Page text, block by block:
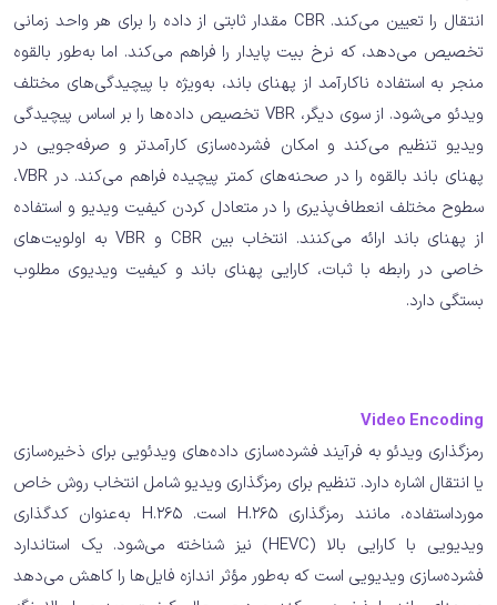
انتقال را تعیین می‌کند. CBR مقدار ثابتی از داده را برای هر واحد زمانی
تخصیص می‌دهد، که نرخ بیت پایدار را فراهم می‌کند. اما به‌طور بالقوه
منجر به استفاده ناکارآمد از پهنای باند، به‌ویژه با پیچیدگی‌های مختلف
ویدئو می‌شود. از سوی دیگر، VBR تخصیص داده‌ها را بر اساس پیچیدگی
ویدیو تنظیم می‌کند و امکان فشرده‌سازی کارآمدتر و صرفه‌جویی در
پهنای باند بالقوه را در صحنه‌های کمتر پیچیده فراهم می‌کند. در VBR،
سطوح مختلف انعطاف‌پذیری را در متعادل کردن کیفیت ویدیو و استفاده
از پهنای باند ارائه می‌کنند. انتخاب بین CBR و VBR به اولویت‌های
خاصی در رابطه با ثبات، کارایی پهنای باند و کیفیت ویدیوی مطلوب
بستگی دارد.
Video Encoding
رمزگذاری ویدئو به فرآیند فشرده‌سازی داده‌های ویدئویی برای ذخیره‌سازی
یا انتقال اشاره دارد. تنظیم برای رمزگذاری ویدیو شامل انتخاب روش خاص
مورداستفاده، مانند رمزگذاری H.265 است. H.265 به‌عنوان کدگذاری
ویدیویی با کارایی بالا (HEVC) نیز شناخته می‌شود. یک استاندارد
فشرده‌سازی ویدیویی است که به‌طور مؤثر اندازه فایل‌ها را کاهش می‌دهد